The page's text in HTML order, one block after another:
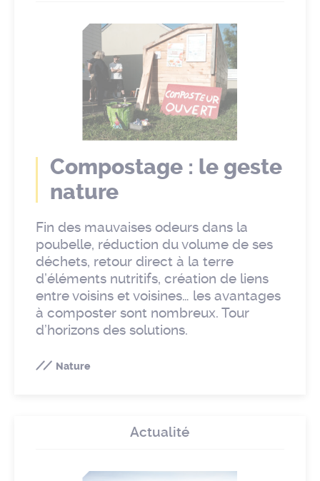
Compostage : le geste
nature
Fin des mauvaises odeurs dans la
poubelle, réduction du volume de ses
déchets, retour direct à la terre
d’éléments nutritifs, création de liens
entre voisins et voisines… les avantages
à composter sont nombreux. Tour
d’horizons des solutions.
Nature
Actualité